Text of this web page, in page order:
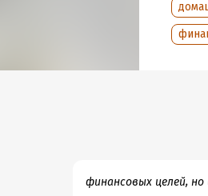
финансовых целей,